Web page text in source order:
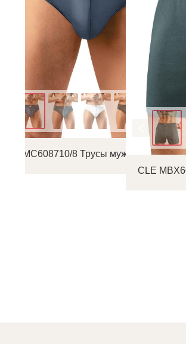
CLE MC608710/8 Трусы мужские плавки
CLE